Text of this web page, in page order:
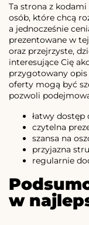
Ta strona z
osób, które chcą
a jednocześnie
prezentowane w
oraz przejrzyste,
interesujące Cię
przygotowany
oferty mogą być
pozwoli
łatwy dostęp
czytelna
szansa na
przyjazna
regularnie
w